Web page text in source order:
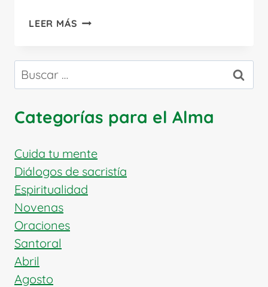
LEER MÁS DÍA
LOS
Buscar:
Categorías para el Alma
Cuida tu mente
Diálogos de sacristía
Espiritualidad
Novenas
Oraciones
Santoral
Abril
Agosto